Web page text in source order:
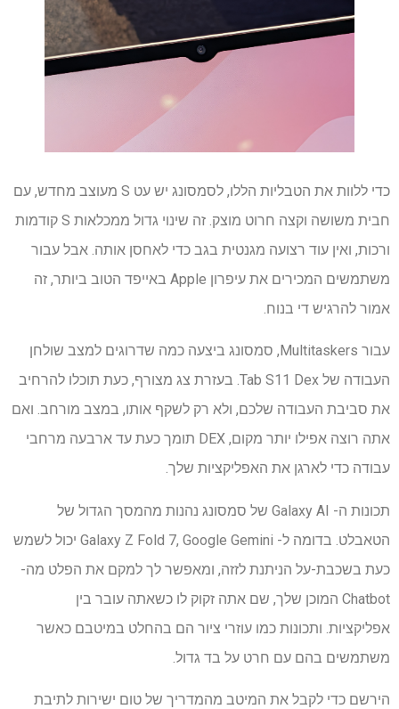
כדי ללוות את הטבליות הללו, לסמסונג יש עט S מעוצב מחדש, עם
חבית משושה וקצה חרוט מוצק. זה שינוי גדול ממכלאות S קודמות
ורכות, ואין עוד רצועה מגנטית בגב כדי לאחסן אותה. אבל עבור
משתמשים המכירים את עיפרון Apple באייפד הטוב ביותר, זה
אמור להרגיש די בנוח.
עבור Multitaskers, סמסונג ביצעה כמה שדרוגים למצב שולחן
העבודה של Tab S11 Dex. בעזרת צג מצורף, כעת תוכלו להרחיב
את סביבת העבודה שלכם, ולא רק לשקף אותו, במצב מורחב. ואם
אתה רוצה אפילו יותר מקום, DEX תומך כעת עד ארבעה מרחבי
עבודה כדי לארגן את האפליקציות שלך.
תכונות ה- Galaxy AI של סמסונג נהנות מהמסך הגדול של
הטאבלט. בדומה ל- Galaxy Z Fold 7, Google Gemini יכול לשמש
כעת בשכבת-על הניתנת לזזה, ומאפשר לך למקם את הפלט מה-
Chatbot המוכן שלך, שם אתה זקוק לו כשאתה עובר בין
אפליקציות. ותכונות כמו עוזרי ציור הם בהחלט במיטבם כאשר
משתמשים בהם עם חרט על בד גדול.
הירשם כדי לקבל את המיטב מהמדריך של טום ישירות לתיבת